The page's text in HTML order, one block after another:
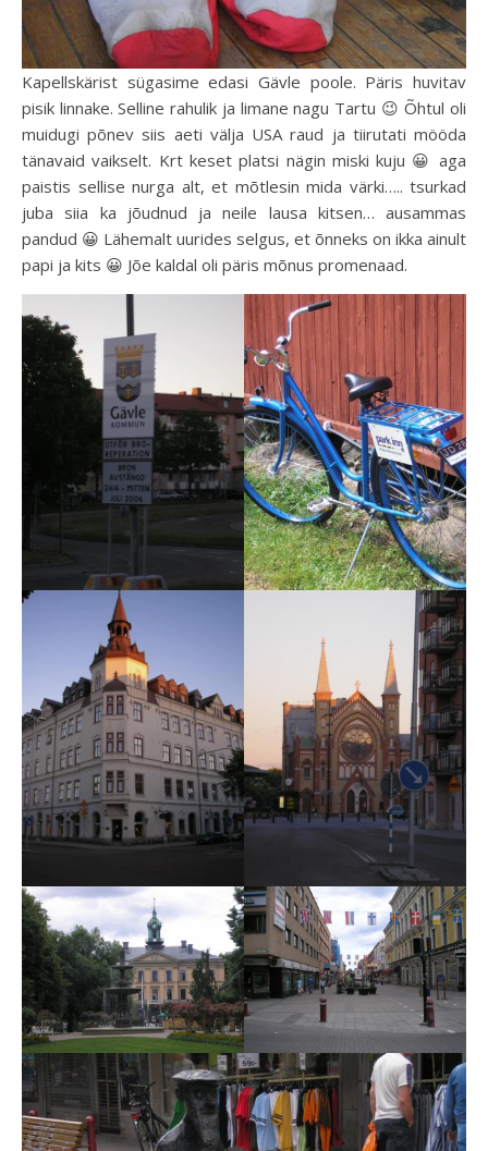
Kapellskärist sügasime edasi Gävle poole. Päris huvitav
pisik linnake. Selline rahulik ja limane nagu Tartu 😉 Õhtul oli
muidugi põnev siis aeti välja USA raud ja tiirutati mööda
tänavaid vaikselt. Krt keset platsi nägin miski kuju 😀 aga
paistis sellise nurga alt, et mõtlesin mida värki….. tsurkad
juba siia ka jõudnud ja neile lausa kitsen… ausammas
pandud 😀 Lähemalt uurides selgus, et õnneks on ikka ainult
papi ja kits 😀 Jõe kaldal oli päris mõnus promenaad.